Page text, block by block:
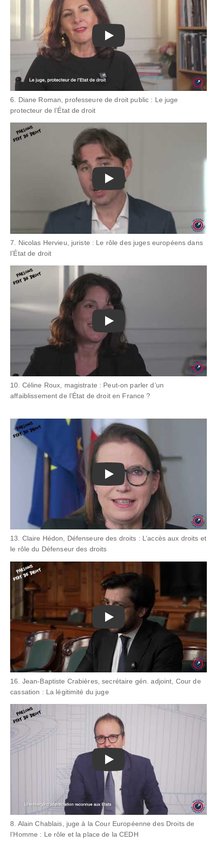
Play
6. Diane Roman, professeure de droit public : Le juge
protecteur de l’État de droit
Play
7. Nicolas Hervieu, juriste : Le rôle des juges européens dans
l’État de droit
Play
10. Céline Roux, magistrate : Peut-on parler d’un
affaiblissement de l’État de droit en France ?
Play
13. Claire Hédon, Défenseure des droits : L’accès aux droits et
le rôle du Défenseur des droits
Play
16. Jean-Baptiste Crabières, secrétaire gén. adjoint, Cour de
cassation : La légitimité du juge
Play
8. Alain Chablais, juge à la Cour Européenne des Droits de
l’Homme : Le rôle et la place de la CEDH